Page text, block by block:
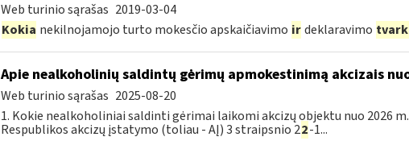
Web turinio sąrašas 2019-03-04
Kokia nekilnojamojo turto mokesčio apskaičiavimo ir deklaravimo
Apie nealkoholinių saldintų gėrimų apmokestinimą akcizais
Web turinio sąrašas 2025-08-20
1. Kokie nealkoholiniai saldinti gėrimai laikomi akcizų objektu nuo 2026 m.
Respublikos akcizų įstatymo (toliau - AĮ) 3 straipsnio 22-1...